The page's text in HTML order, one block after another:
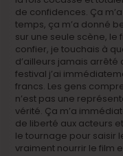
de confidences. Ça
temps, ça m’a donné
sur une seule scène,
confier, je touchais à
d’ailleurs jamais
festival j’ai
francs. Les gens
n’est pas une
vérité. Ça m’a
de liberté aux acteurs
le tournage pour saisir
vraiment nourrir le film